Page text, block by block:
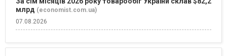
млрд (economist.com.ua)
07.08.2026